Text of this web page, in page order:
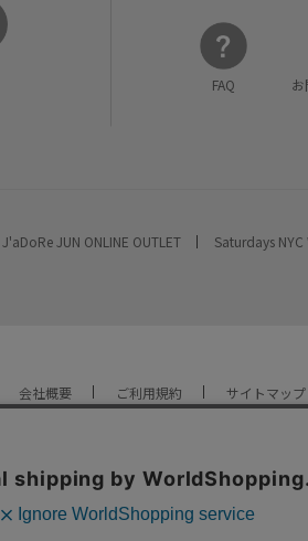
FAQ
J'aDoRe JUN ONLINE OUTLET Saturdays NYC
会社概要 ご利用規約 サイトマップ
YOU ARE CULTURE.